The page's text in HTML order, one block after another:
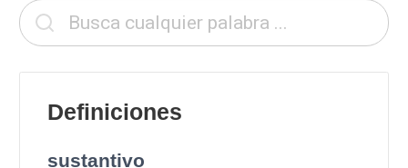
Definiciones
sustantivo